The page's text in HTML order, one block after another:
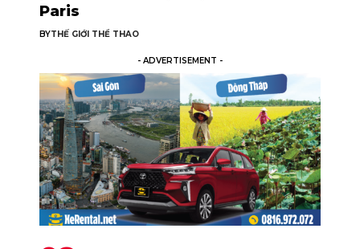
Paris
BYTHẾ GIỚI THỂ THAO
- ADVERTISEMENT -